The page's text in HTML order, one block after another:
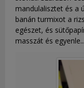
mandulalisztet és a
banán turmixot a
egészet, és
masszát és egyenle...